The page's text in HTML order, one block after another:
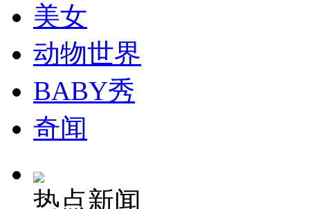
纽约上演“枕头大战”
司机酒驾遇交警 急速倒车逃窜
美女
动物世界
BABY秀
奇闻
热点新闻